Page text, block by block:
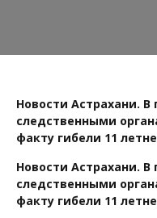
Новости Астрахани. В
следственными
факту гибели 11
Новости Астрахани. В
следственными
факту гибели 11